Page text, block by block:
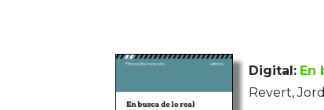
Digital: En
Revert,